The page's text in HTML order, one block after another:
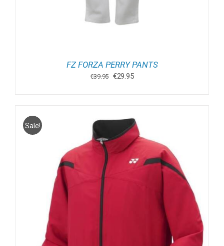
FZ FORZA PERRY PANTS
€39.95 Oorspronkelijke
€29.95Huidige
Sale!